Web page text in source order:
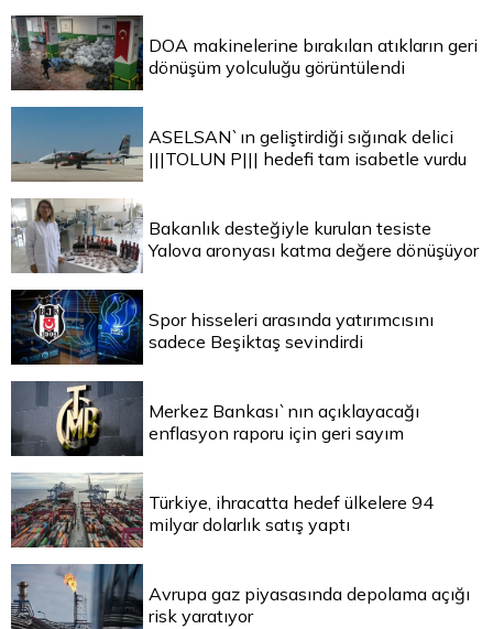
DOA makinelerine bırakılan atıkların geri
dönüşüm yolculuğu görüntülendi
ASELSAN`ın geliştirdiği sığınak delici
|||TOLUN P||| hedefi tam isabetle vurdu
Bakanlık desteğiyle kurulan tesiste
Yalova aronyası katma değere dönüşüyor
Spor hisseleri arasında yatırımcısını
sadece Beşiktaş sevindirdi
Merkez Bankası`nın açıklayacağı
enflasyon raporu için geri sayım
Türkiye, ihracatta hedef ülkelere 94
milyar dolarlık satış yaptı
Avrupa gaz piyasasında depolama açığı
risk yaratıyor